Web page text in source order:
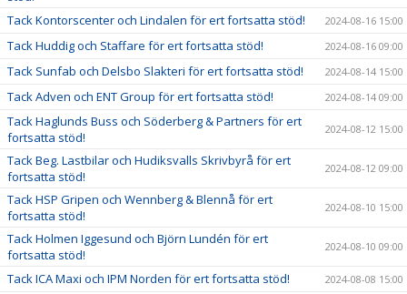
Tack Kontorscenter och Lindalen för ert fortsatta stöd! 2024-08-16 15:00
Tack Huddig och Staffare för ert fortsatta stöd! 2024-08-16 09:00
Tack Sunfab och Delsbo Slakteri för ert fortsatta stöd! 2024-08-14 15:00
Tack Adven och ENT Group för ert fortsatta stöd! 2024-08-14 09:00
Tack Haglunds Buss och Söderberg & Partners för ert
fortsatta stöd!
2024-08-12 15:00
Tack Beg. Lastbilar och Hudiksvalls Skrivbyrå för ert
fortsatta stöd!
2024-08-12 09:00
Tack HSP Gripen och Wennberg & Blennå för ert
fortsatta stöd!
2024-08-10 15:00
Tack Holmen Iggesund och Björn Lundén för ert
fortsatta stöd!
2024-08-10 09:00
Tack ICA Maxi och IPM Norden för ert fortsatta stöd! 2024-08-08 15:00